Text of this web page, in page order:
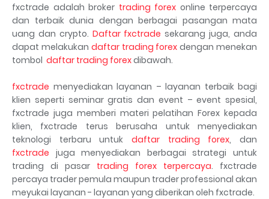
fxctrade adalah broker trading forex online terpercaya
dan terbaik dunia dengan berbagai pasangan mata
uang dan crypto. Daftar fxctrade sekarang juga, anda
dapat melakukan daftar trading forex dengan menekan
tombol daftar trading forexdibawah.
fxctrade menyediakan layanan – layanan terbaik bagi
klien seperti seminar gratis dan event – event spesial,
fxctrade juga memberi materi pelatihan Forex kepada
klien, fxctrade terus berusaha untuk menyediakan
teknologi terbaru untuk daftar trading forex, dan
fxctrade juga menyediakan berbagai strategi untuk
trading di pasar trading forex terpercaya. fxctrade
percaya trader pemula maupun trader professional akan
meyukai layanan - layanan yang diberikan oleh fxctrade.